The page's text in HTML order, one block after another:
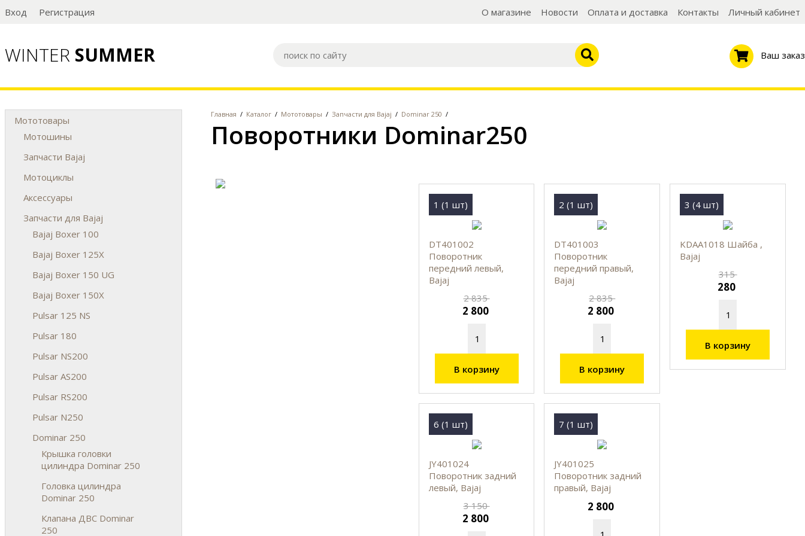
Вход Регистрация О магазине Новости Оплата и доставка Контакты Личный кабинет
WINTER SUMMER Ваш заказ
Мототовары
Мотошины
Запчасти Bajaj
Мотоциклы
Аксессуары
Запчасти для Bajaj
Bajaj Boxer 100
Bajaj Boxer 125X
Bajaj Boxer 150 UG
Bajaj Boxer 150X
Pulsar 125 NS
Pulsar 180
Pulsar NS200
Pulsar AS200
Pulsar RS200
Pulsar N250
Dominar 250
Крышка головки
цилиндра Dominar 250
Головка цилиндра
Dominar 250
Клапана ДВС Dominar
250
Главная / Каталог / Мототовары / Запчасти для Bajaj / Dominar 250 /
Поворотники Dominar250
1 (1 шт)
DT401002
Поворотник
передний левый,
Bajaj
2 835
2 800
В корзину
2 (1 шт)
DT401003
Поворотник
передний правый,
Bajaj
2 835
2 800
В корзину
3 (4 шт)
KDAA1018 Шайба ,
Bajaj
315
280
В корзину
6 (1 шт)
JY401024
Поворотник задний
левый, Bajaj
3 150
2 800
7 (1 шт)
JY401025
Поворотник задний
правый, Bajaj
2 800